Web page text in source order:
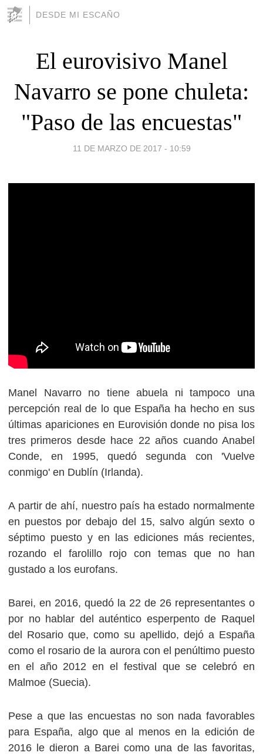
DESDE MI ESCAÑO
El eurovisivo Manel
Navarro se pone chuleta:
"Paso de las encuestas"
11 DE MARZO DE 2017 - 10:59
Manel Navarro no tiene abuela ni tampoco una
percepción real de lo que España ha hecho en sus
últimas apariciones en Eurovisión donde no pisa los
tres primeros desde hace 22 años cuando Anabel
Conde, en 1995, quedó segunda con 'Vuelve
conmigo' en Dublín (Irlanda).
A partir de ahí, nuestro país ha estado normalmente
en puestos por debajo del 15, salvo algún sexto o
séptimo puesto y en las ediciones más recientes,
rozando el farolillo rojo con temas que no han
gustado a los eurofans.
Barei, en 2016, quedó la 22 de 26 representantes o
por no hablar del auténtico esperpento de Raquel
del Rosario que, como su apellido, dejó a España
como el rosario de la aurora con el penúltimo puesto
en el año 2012 en el festival que se celebró en
Malmoe (Suecia).
Pese a que las encuestas no son nada favorables
para España, algo que al menos en la edición de
2016 le dieron a Barei como una de las favoritas,